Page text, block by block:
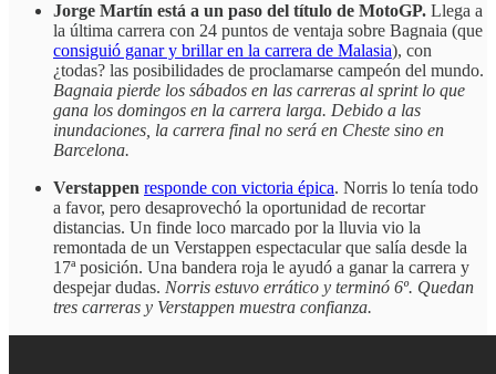
Jorge Martín está a un paso del título de MotoGP. Llega a
la última carrera con 24 puntos de ventaja sobre Bagnaia (que
consiguió ganar y brillar en la carrera de Malasia), con
¿todas? las posibilidades de proclamarse campeón del mundo.
Bagnaia pierde los sábados en las carreras al sprint lo que
gana los domingos en la carrera larga. Debido a las
inundaciones, la carrera final no será en Cheste sino en
Barcelona.
Verstappen responde con victoria épica. Norris lo tenía todo
a favor, pero desaprovechó la oportunidad de recortar
distancias. Un finde loco marcado por la lluvia vio la
remontada de un Verstappen espectacular que salía desde la
17ª posición. Una bandera roja le ayudó a ganar la carrera y
despejar dudas. Norris estuvo errático y terminó 6º. Quedan
tres carreras y Verstappen muestra confianza.